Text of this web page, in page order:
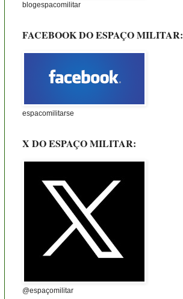
blogespacomilitar
FACEBOOK DO ESPAÇO MILITAR:
espacomilitarse
X DO ESPAÇO MILITAR:
@espaçomilitar